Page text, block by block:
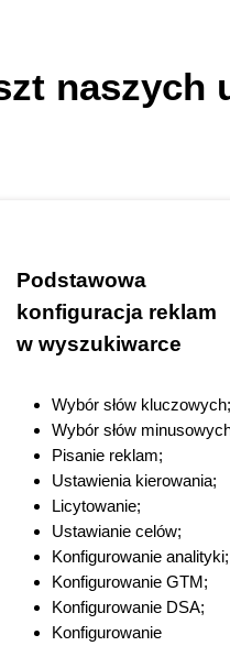
naszych
Wybór słów kluczowych;
Wybór słów
Pisanie reklam;
Ustawienia kierowania;
Licytowanie;
Ustawianie celów;
Konfigurowanie analityki;
Konfigurowanie GTM;
Konfigurowanie DSA;
Konfigurowanie
Podstawowa
konfiguracja reklam
w wyszukiwarce